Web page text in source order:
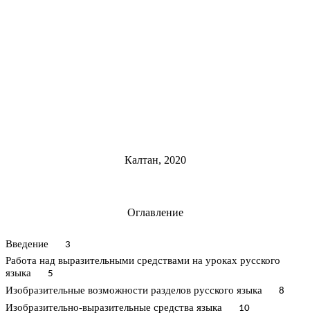
Калтан, 2020
Оглавление
Введение 3
Работа над выразительными средствами на уроках русского
языка 5
Изобразительные возможности разделов русского языка 8
Изобразительно-выразительные средства языка 10